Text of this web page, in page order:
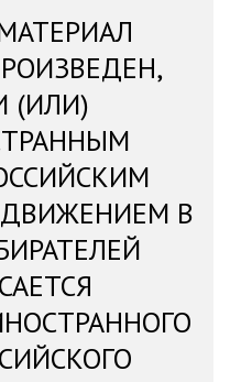
(ИЛИ)
В